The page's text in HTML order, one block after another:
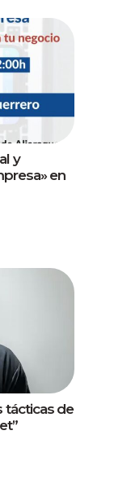
y
en
tácticas de